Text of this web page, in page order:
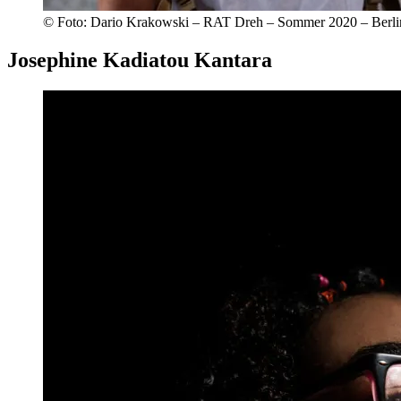
© Foto: Dario Krakowski – RAT Dreh – Sommer 2020 –
Josephine Kadiatou Kantara